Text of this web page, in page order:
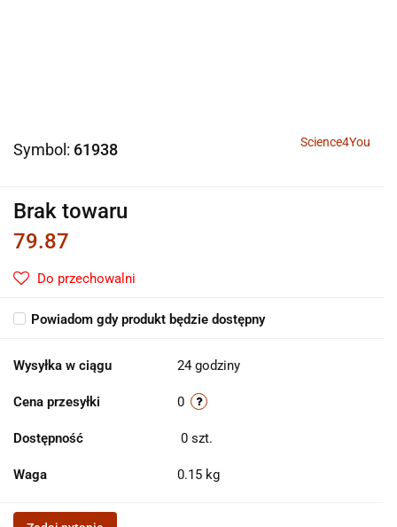
Symbol: 61938 Science4You
Brak towaru
79.87
Do przechowalni
Powiadom gdy produkt będzie dostępny
Wysyłka w ciągu 24 godziny
Cena przesyłki 0
Dostępność 0 szt.
Waga 0.15 kg